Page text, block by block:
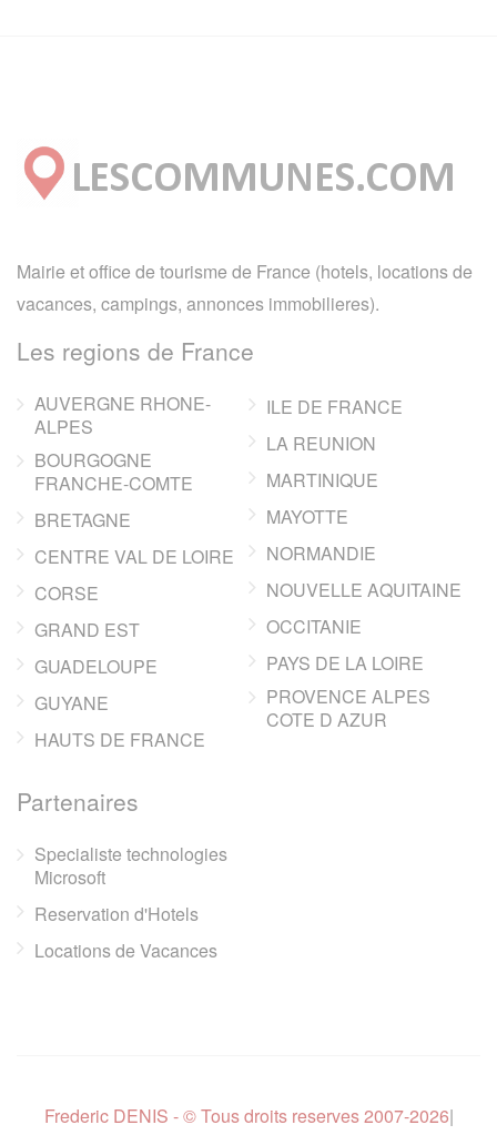
Mairie et office de tourisme de France (hotels, locations de
vacances, campings, annonces immobilieres).
Les regions de France
AUVERGNE RHONE-
ALPES
BOURGOGNE
FRANCHE-COMTE
BRETAGNE
CENTRE VAL DE LOIRE
CORSE
GRAND EST
GUADELOUPE
GUYANE
HAUTS DE FRANCE
ILE DE FRANCE
LA REUNION
MARTINIQUE
MAYOTTE
NORMANDIE
NOUVELLE AQUITAINE
OCCITANIE
PAYS DE LA LOIRE
PROVENCE ALPES
COTE D AZUR
Partenaires
Specialiste technologies
Microsoft
Reservation d'Hotels
Locations de Vacances
Frederic DENIS - © Tous droits reserves 2007-2026|